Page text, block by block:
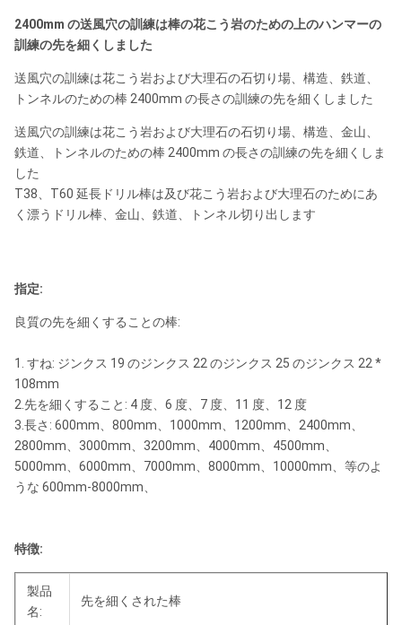
2400mm の送風穴の訓練は棒の花こう岩のための上のハンマーの
訓練の先を細くしました
送風穴の訓練は花こう岩および大理石の石切り場、構造、鉄道、
トンネルのための棒 2400mm の長さの訓練の先を細くしました
送風穴の訓練は花こう岩および大理石の石切り場、構造、金山、
鉄道、トンネルのための棒 2400mm の長さの訓練の先を細くしま
した
T38、T60 延長ドリル棒は及び花こう岩および大理石のためにあ
く漂うドリル棒、金山、鉄道、トンネル切り出します
指定:
良質の先を細くすることの棒:
1. すね: ジンクス 19 のジンクス 22 のジンクス 25 のジンクス 22 *
108mm
2.先を細くすること: 4 度、6 度、7 度、11 度、12 度
3.長さ: 600mm、800mm、1000mm、1200mm、2400mm、
2800mm、3000mm、3200mm、4000mm、4500mm、
5000mm、6000mm、7000mm、8000mm、10000mm、等のよ
うな 600mm-8000mm、
特徴:
製品
名:
先を細くされた棒